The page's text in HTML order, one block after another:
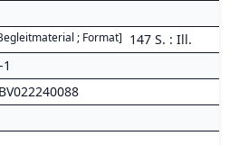
; Format] 147 S. : Ill.